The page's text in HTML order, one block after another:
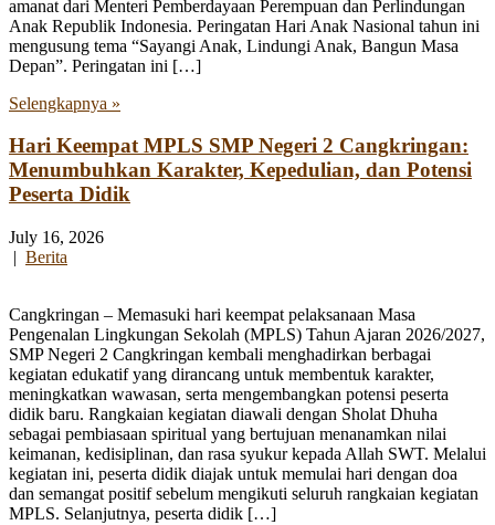
amanat dari Menteri Pemberdayaan Perempuan dan Perlindungan
Anak Republik Indonesia. Peringatan Hari Anak Nasional tahun ini
mengusung tema “Sayangi Anak, Lindungi Anak, Bangun Masa
Depan”. Peringatan ini […]
Selengkapnya »
Hari Keempat MPLS SMP Negeri 2 Cangkringan:
Menumbuhkan Karakter, Kepedulian, dan Potensi
Peserta Didik
July 16, 2026
| Berita
Cangkringan – Memasuki hari keempat pelaksanaan Masa
Pengenalan Lingkungan Sekolah (MPLS) Tahun Ajaran 2026/2027,
SMP Negeri 2 Cangkringan kembali menghadirkan berbagai
kegiatan edukatif yang dirancang untuk membentuk karakter,
meningkatkan wawasan, serta mengembangkan potensi peserta
didik baru. Rangkaian kegiatan diawali dengan Sholat Dhuha
sebagai pembiasaan spiritual yang bertujuan menanamkan nilai
keimanan, kedisiplinan, dan rasa syukur kepada Allah SWT. Melalui
kegiatan ini, peserta didik diajak untuk memulai hari dengan doa
dan semangat positif sebelum mengikuti seluruh rangkaian kegiatan
MPLS. Selanjutnya, peserta didik […]